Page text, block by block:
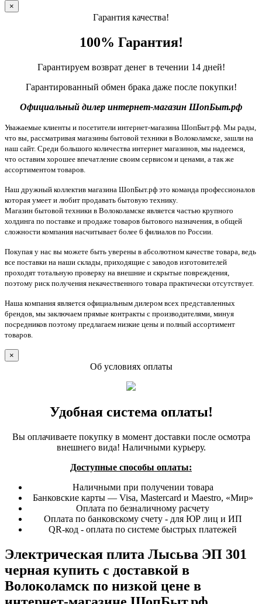
×
Гарантия качества!
100% Гарантия!
Гарантируем возврат денег в течении 14 дней!
Гарантированный обмен брака даже после покупки!
Официальный дилер интернет-магазин ШопБыт.рф
Уважаемые клиенты и посетители интернет-магазина ШопБыт.рф. Мы рады,
что вы, рассматривая магазины бытовой техники в Волоколамске, зашли на
наш сайт. Среди большого количества интернет магазинов, мы надеемся,
что оставим хорошее впечатление своим сервисом и ценами, а так же
ассортиментом товаров.
Наш дружный коллектив магазина ШопБыт.рф это команда профессионалов
которая умеет и любит продавать бытовую технику.
Магазин бытовой техники в Волоколамске является частью крупного
холдинга по поставке и продаже товаров бытового назначения, в общей
сложности компания насчитывает более 6 филиалов по России.
Покупая у нас вы можете быть уверены в абсолютном качестве товара, ведь
все поставки на наши склады, приходящие с заводов изготовителей
проходят тотальную проверку на внешние и скрытые повреждения,
поэтому риск получения некачественного товара практически отсутствует.
Наша компания является официальным дилером всех представленных
брендов, мы заключаем прямые контракты с производителями, минуя
посредников поэтому предлагаем низкие цены и полный ассортимент
товаров.
×
Об условиях оплаты
Удобная система оплаты!
Вы оплачиваете покупку в момент доставки после осмотра
внешнего вида! Наличными курьеру.
Доступные способы оплаты:
Наличными при получении товара
Банковские карты — Visa, Mastercard и Maestro, «Мир»
Оплата по безналичному расчету
Оплата по банковскому счету - для ЮР лиц и ИП
QR-код - оплата по системе быстрых платежей
Электрическая плита Лысьва ЭП 301
черная купить с доставкой в
Волоколамск по низкой цене в